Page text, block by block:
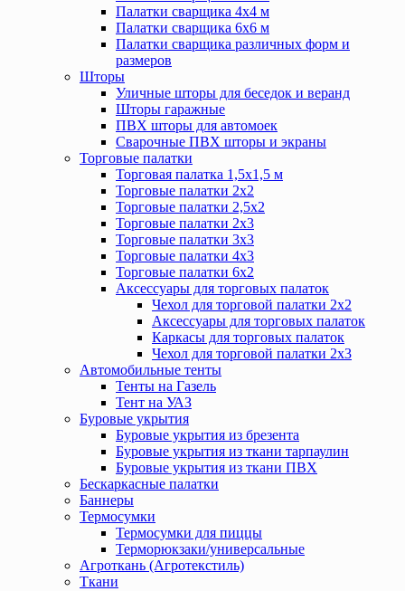
Палатки сварщика 4х4 м
Палатки сварщика 6х6 м
Палатки сварщика различных форм и
размеров
Шторы
Уличные шторы для беседок и веранд
Шторы гаражные
ПВХ шторы для автомоек
Сварочные ПВХ шторы и экраны
Торговые палатки
Торговая палатка 1,5х1,5 м
Торговые палатки 2х2
Торговые палатки 2,5х2
Торговые палатки 2х3
Торговые палатки 3х3
Торговые палатки 4х3
Торговые палатки 6х2
Аксессуары для торговых палаток
Чехол для торговой палатки 2х2
Аксессуары для торговых палаток
Каркасы для торговых палаток
Чехол для торговой палатки 2х3
Автомобильные тенты
Тенты на Газель
Тент на УАЗ
Буровые укрытия
Буровые укрытия из брезента
Буровые укрытия из ткани тарпаулин
Буровые укрытия из ткани ПВХ
Бескаркасные палатки
Баннеры
Термосумки
Термосумки для пиццы
Терморюкзаки/универсальные
Агроткань (Агротекстиль)
Ткани